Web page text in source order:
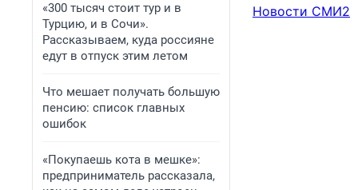
«300 тысяч стоит тур и в
Турцию, и в Сочи».
Рассказываем, куда россияне
едут в отпуск этим летом
Что мешает получать большую
пенсию: список главных
ошибок
«Покупаешь кота в мешке»:
предприниматель рассказала,
Новости СМИ2